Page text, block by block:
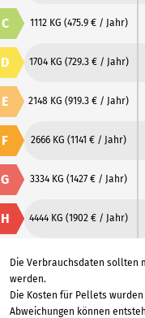
C 1112 KG (475.9 € / Jahr)
D 1704 KG (729.3 € / Jahr)
E 2148 KG (919.3 € / Jahr)
F 2666 KG (1141 € / Jahr)
G 3334 KG (1427 € / Jahr)
H 4444 KG (1902 € / Jahr)
Die Verbrauchsdaten sollten
werden.
Die Kosten für Pellets
Abweichungen können